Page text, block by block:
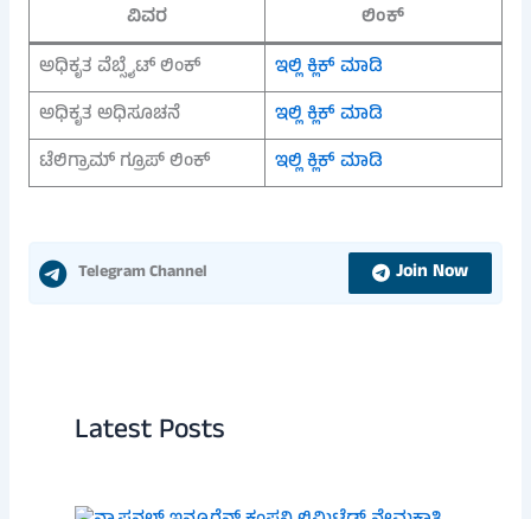
ವಿವರ
ಲಿಂಕ್
ಅಧಿಕೃತ ವೆಬ್ಸೈಟ್ ಲಿಂಕ್
ಇಲ್ಲಿ ಕ್ಲಿಕ್ ಮಾಡಿ
ಅಧಿಕೃತ ಅಧಿಸೂಚನೆ
ಇಲ್ಲಿ ಕ್ಲಿಕ್ ಮಾಡಿ
ಟೆಲಿಗ್ರಾಮ್ ಗ್ರೂಪ್ ಲಿಂಕ್
ಇಲ್ಲಿ ಕ್ಲಿಕ್ ಮಾಡಿ
Telegram Channel Join Now
Latest Posts